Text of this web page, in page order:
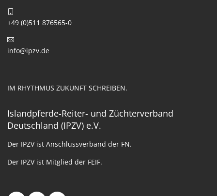
+49 (0)511 876565-0
info@ipzv.de
IM RHYTHMUS ZUKUNFT SCHREIBEN.
Islandpferde-Reiter- und Züchterverband
Deutschland (IPZV) e.V.
Der IPZV ist Anschlussverband der FN.
Der IPZV ist Mitglied der FEIF.